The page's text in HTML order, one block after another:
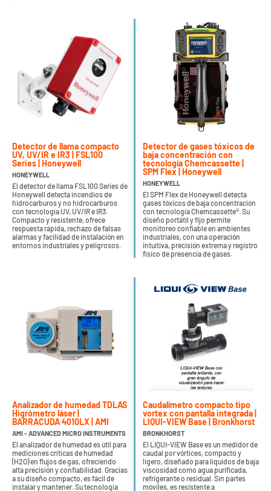
Detector de llama compacto
UV, UV/IR e IR3 | FSL100
Series | Honeywell
HONEYWELL
El detector de llama FSL100 Series de
Honeywell detecta incendios de
hidrocarburos y no hidrocarburos
con tecnología UV, UV/IR e IR3.
Compacto y resistente, ofrece
respuesta rápida, rechazo de falsas
alarmas y facilidad de instalación en
entornos industriales y peligrosos.
Detector de gases tóxicos de
baja concentración con
tecnología Chemcassette |
SPM Flex | Honeywell
HONEYWELL
El SPM Flex de Honeywell detecta
gases tóxicos de baja concentración
con tecnología Chemcassette®. Su
diseño portátil y fijo permite
monitoreo confiable en ambientes
industriales, con una operación
intuitiva, precisión extrema y registro
físico de presencia de gases.
Analizador de humedad TDLAS
Higrómetro láser |
BARRACUDA 4010LX | AMI
AMI - ADVANCED MICRO INSTRUMENTS
El analizador de humedad es útil para
mediciones críticas de humedad
(H2O) en flujos de gas, ofreciendo
alta precisión y confiabilidad. Gracias
a su diseño compacto, es fácil de
instalar y mantener. Su tecnología
Caudalímetro compacto tipo
vortex con pantalla integrada |
LIQUI-VIEW Base | Bronkhorst
BRONKHORST
El LIQUI-VIEW Base es un medidor de
caudal por vórtices, compacto y
ligero, diseñado para líquidos de baja
viscosidad como agua purificada,
refrigerante o residual. Sin partes
móviles, es resistente a